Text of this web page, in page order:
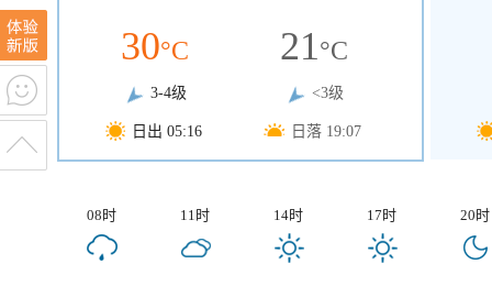
30°C
3-4级
日出 05:16
21°C
<3级
日落 19:07
08时 11时 14时 17时 20时